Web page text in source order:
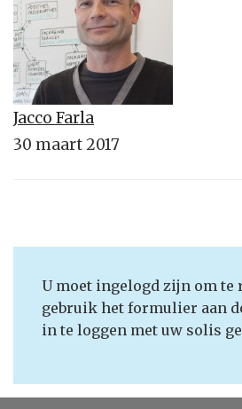
Jacco Farla
30 maart 2017
U moet ingelogd zijn om te
gebruik het formulier aan
in te loggen met uw solis